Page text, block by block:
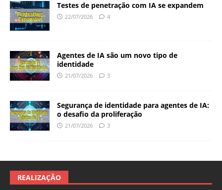
Testes de penetração com IA se expandem
22/07/2026 4
Agentes de IA são um novo tipo de
identidade
21/07/2026 3
Segurança de identidade para agentes de IA:
o desafio da proliferação
21/07/2026 3
REALIZAÇÃO